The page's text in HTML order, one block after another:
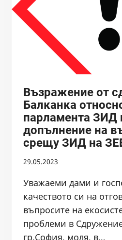
Възражение от
Балканка
парламента ЗИД
допълнение на
срещу ЗИД на
29.05.2023
Уважаеми дами и
качеството си на
въпросите на
проблеми в
гр.София, моля, в…